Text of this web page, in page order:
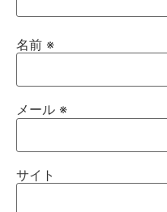
名前 ※
メール ※
サイト